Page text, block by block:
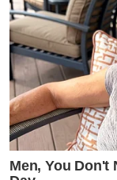
Men, You Don't